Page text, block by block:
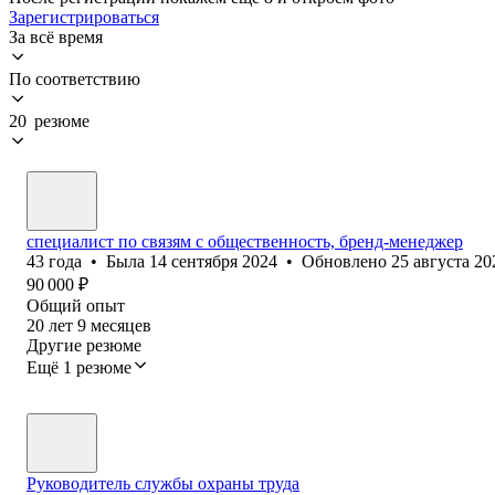
Зарегистрироваться
За всё время
По соответствию
20 резюме
специалист по связям с общественность, бренд-менеджер
43 года • Была 14 сентября 2024 • Обновлено 25 августа
90 000 ₽
Общий опыт
20 лет 9 месяцев
Другие резюме
Ещё 1 резюме
Руководитель службы охраны труда